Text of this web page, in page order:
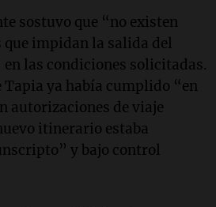
sostuvo que “no existen
que impidan la salida del
las condiciones solicitadas.
Tapia ya había cumplido “en
autorizaciones de viaje
itinerario estaba
y bajo control